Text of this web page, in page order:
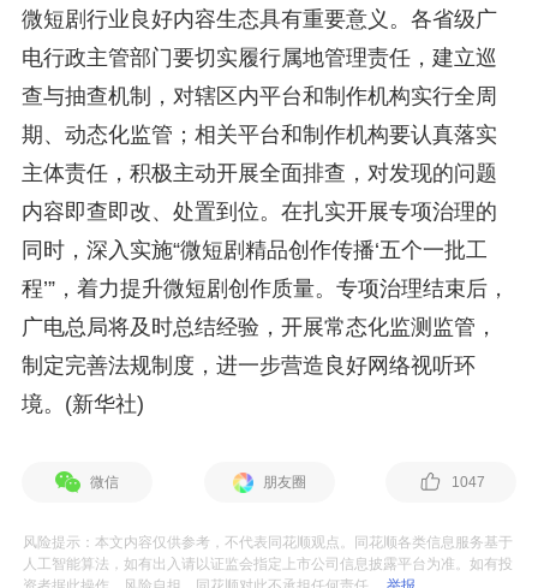
微短剧行业良好内容生态具有重要意义。各省级广
电行政主管部门要切实履行属地管理责任，建立巡
查与抽查机制，对辖区内平台和制作机构实行全周
期、动态化监管；相关平台和制作机构要认真落实
主体责任，积极主动开展全面排查，对发现的问题
内容即查即改、处置到位。在扎实开展专项治理的
同时，深入实施“微短剧精品创作传播‘五个一批工
程’”，着力提升微短剧创作质量。专项治理结束后，
广电总局将及时总结经验，开展常态化监测监管，
制定完善法规制度，进一步营造良好网络视听环
境。(新华社)
微信 朋友圈 1047
风险提示：本文内容仅供参考，不代表同花顺观点。同花顺各类信息服务基于
人工智能算法，如有出入请以证监会指定上市公司信息披露平台为准。如有投